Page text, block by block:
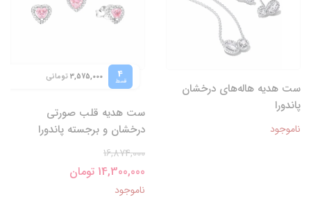
ست هدیه هاله‌های درخشان
پاندورا
ناموجود
4
قسط 3,575,000 تومانی
ست هدیه قلب صورتی
درخشان و برجسته پاندورا
16,874,000
14,300,000 تومان
ناموجود